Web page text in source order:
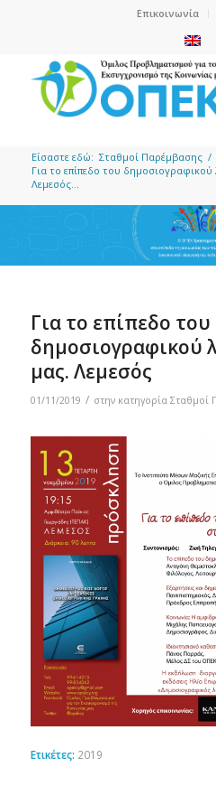
Επικοινωνία
Είσαστε εδώ: Σταθμοί Παρέμβασης /
Για το επίπεδο του
Λεμεσός...
Για το επίπεδο του
δημοσιογραφικού
μας. Λεμεσός
01/11/2019 / στην κατηγορία Σταθμοί
Ετικέτες: 2019